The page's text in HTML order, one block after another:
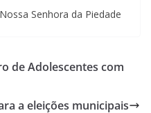
Senhora da Piedade
de Adolescentes com
a eleições municipais